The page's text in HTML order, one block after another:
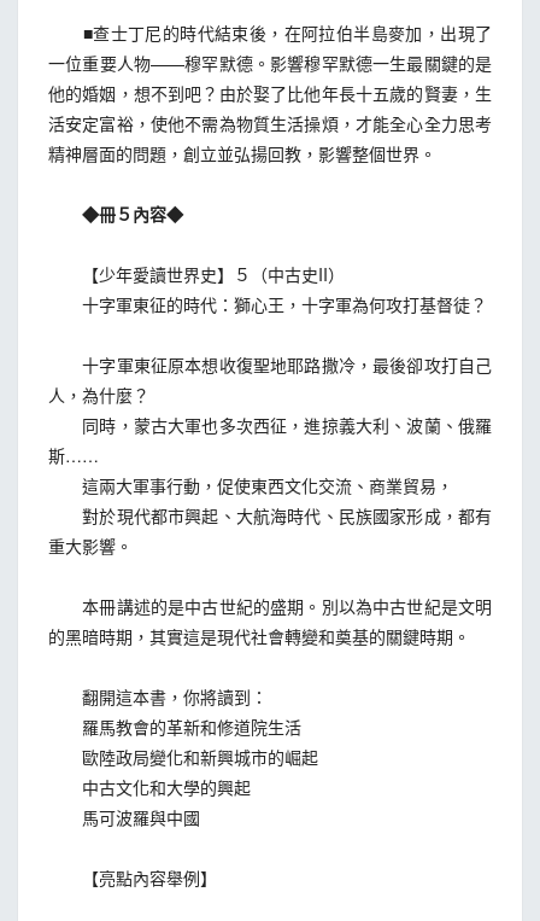
■查士丁尼的時代結束後，在阿拉伯半島麥加，出現了
一位重要人物——穆罕默德。影響穆罕默德一生最關鍵的是
他的婚姻，想不到吧？由於娶了比他年長十五歲的賢妻，生
活安定富裕，使他不需為物質生活操煩，才能全心全力思考
精神層面的問題，創立並弘揚回教，影響整個世界。
◆冊５內容◆
【少年愛讀世界史】５（中古史II）
十字軍東征的時代：獅心王，十字軍為何攻打基督徒？
十字軍東征原本想收復聖地耶路撒冷，最後卻攻打自己
人，為什麼？
同時，蒙古大軍也多次西征，進掠義大利、波蘭、俄羅
斯……
這兩大軍事行動，促使東西文化交流、商業貿易，
對於現代都市興起、大航海時代、民族國家形成，都有
重大影響。
本冊講述的是中古世紀的盛期。別以為中古世紀是文明
的黑暗時期，其實這是現代社會轉變和奠基的關鍵時期。
翻開這本書，你將讀到：
羅馬教會的革新和修道院生活
歐陸政局變化和新興城市的崛起
中古文化和大學的興起
馬可波羅與中國
【亮點內容舉例】